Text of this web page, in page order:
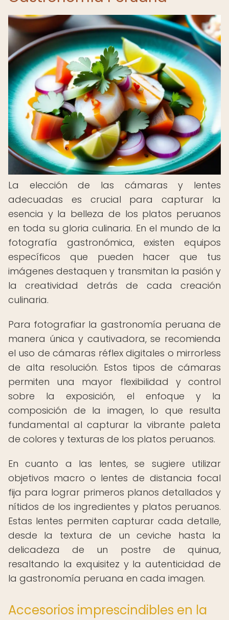
La elección de las cámaras y lentes
adecuadas es crucial para capturar la
esencia y la belleza de los platos peruanos
en toda su gloria culinaria. En el mundo de la
fotografía gastronómica, existen equipos
específicos que pueden hacer que tus
imágenes destaquen y transmitan la pasión y
la creatividad detrás de cada creación
culinaria.
Para fotografiar la gastronomía peruana de
manera única y cautivadora, se recomienda
el uso de cámaras réflex digitales o mirrorless
de alta resolución. Estos tipos de cámaras
permiten una mayor flexibilidad y control
sobre la exposición, el enfoque y la
composición de la imagen, lo que resulta
fundamental al capturar la vibrante paleta
de colores y texturas de los platos peruanos.
En cuanto a las lentes, se sugiere utilizar
objetivos macro o lentes de distancia focal
fija para lograr primeros planos detallados y
nítidos de los ingredientes y platos peruanos.
Estas lentes permiten capturar cada detalle,
desde la textura de un ceviche hasta la
delicadeza de un postre de quinua,
resaltando la exquisitez y la autenticidad de
la gastronomía peruana en cada imagen.
Accesorios imprescindibles en la